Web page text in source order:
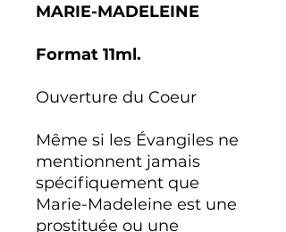
MARIE-MADELEINE
Format 11ml.
Ouverture du Coeur
Même si les Évangiles ne
mentionnent jamais
spécifiquement que
Marie-Madeleine est une
prostituée ou une